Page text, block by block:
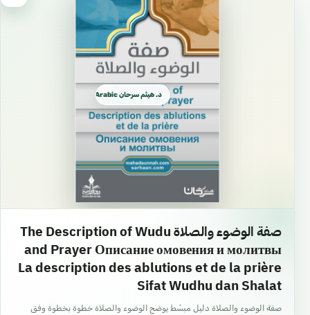
د. هيثم سرحان Arabic العربية
صفة الوضوء والصلاة The Description of Wudu
and Prayer Описание омовения и молитвы
La description des ablutions et de la prière
Sifat Wudhu dan Shalat
صفة الوضوء والصلاة دليل مبسّط يوضح الوضوء والصلاة خطوة بخطوة وفق